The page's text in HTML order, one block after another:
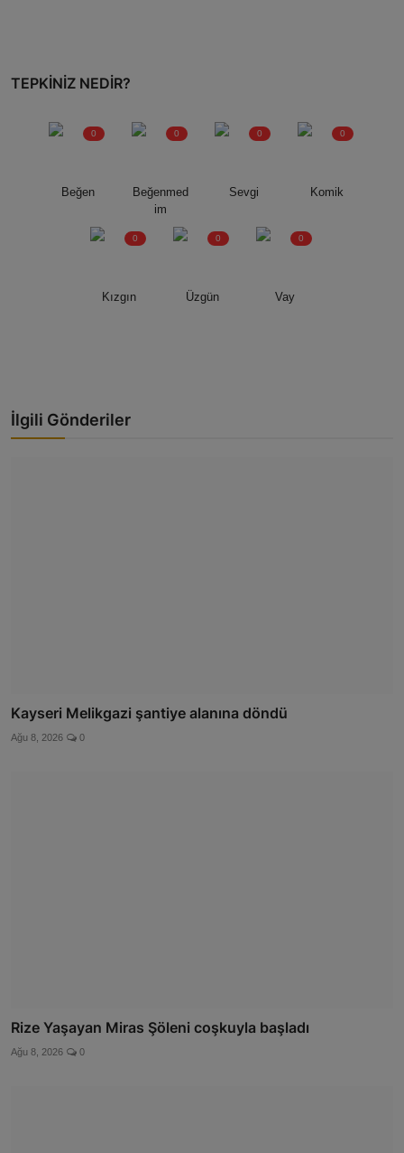
TEPKINIZ NEDIR?
Beğen
0
Beğenmed
im
0
Sevgi
0
Komik
0
Kızgın
0
Üzgün
0
Vay
0
İlgili Gönderiler
Kayseri Melikgazi şantiye alanına döndü
Ağu 8, 2026 0
Rize Yaşayan Miras Şöleni coşkuyla başladı
Ağu 8, 2026 0